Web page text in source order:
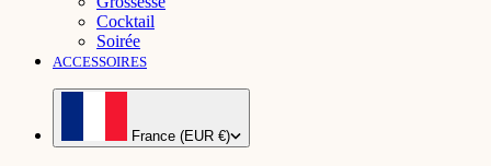
Cocktail
Soirée
ACCESSOIRES
France (EUR €)